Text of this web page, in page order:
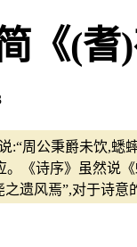
《(耆
:“周公秉爵未饮,蟋
。《诗序》虽然
遗风焉”,对于诗意